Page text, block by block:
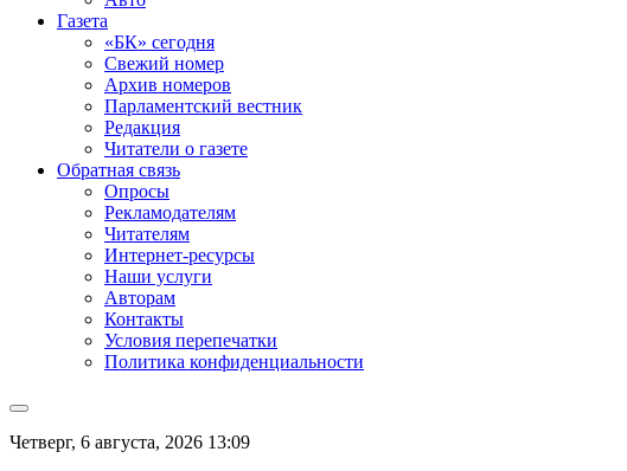
Газета
«БК» сегодня
Свежий номер
Архив номеров
Парламентский вестник
Редакция
Читатели о газете
Обратная связь
Опросы
Рекламодателям
Читателям
Интернет-ресурсы
Наши услуги
Авторам
Контакты
Условия перепечатки
Политика конфиденциальности
Четверг, 6 августа, 2026 13:09